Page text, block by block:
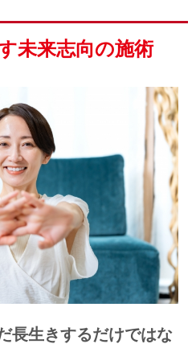
未来志向の施術
長生きするだけではな